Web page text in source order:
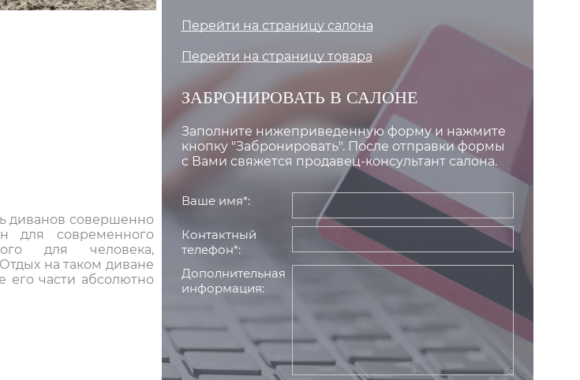
диванов совершенно
для современного
для человека,
на таком диване
его части абсолютно
Перейти на страницу салона
Перейти на страницу товара
ЗАБРОНИРОВАТЬ В САЛОНЕ
Заполните нижеприведенную форму и нажмите
кнопку "Забронировать". После отправки формы
с Вами свяжется продавец-консультант салона.
Ваше имя*:
Контактный
телефон*:
Дополнительная
информация: